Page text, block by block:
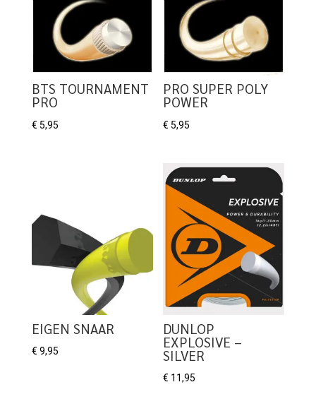
BTS TOURNAMENT
PRO
€ 5,95
PRO SUPER POLY
POWER
€ 5,95
EIGEN SNAAR
€ 9,95
DUNLOP
EXPLOSIVE –
SILVER
€ 11,95